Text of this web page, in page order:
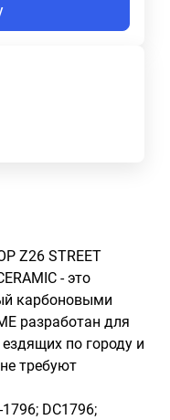
Z26 STREET
- это
карбоновыми
разработан для
по городу и
требуют
DC1796;